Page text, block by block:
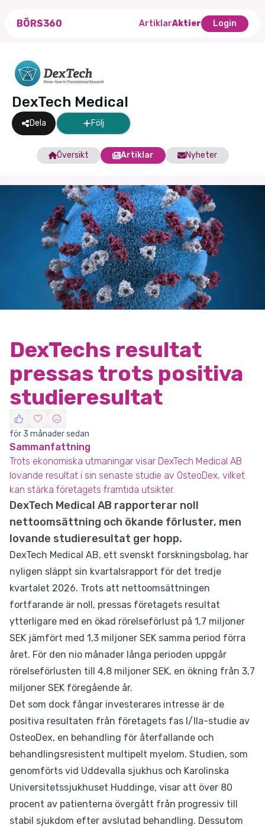
BÖRS360 ArtiklarAktier Login
DexTech Medical
Dela Följ
Översikt Artiklar Nyheter
DexTechs resultat
pressas trots positiva
studieresultat
för 3 månader sedan
Sammanfattning
Trots ekonomiska utmaningar visar DexTech Medical AB
lovande resultat i sin senaste studie av OsteoDex, vilket
kan stärka företagets framtida utsikter.
DexTech Medical AB rapporterar noll
nettoomsättning och ökande förluster, men
lovande studieresultat ger hopp.
DexTech Medical AB, ett svenskt forskningsbolag, har
nyligen släppt sin kvartalsrapport för det tredje
kvartalet 2026. Trots att nettoomsättningen
fortfarande är noll, pressas företagets resultat
ytterligare med en ökad rörelseförlust på 1,7 miljoner
SEK jämfört med 1,3 miljoner SEK samma period förra
året. För den nio månader långa perioden uppgår
rörelseförlusten till 4,8 miljoner SEK, en ökning från 3,7
miljoner SEK föregående år.
Det som dock fångar investerares intresse är de
positiva resultaten från företagets fas I/IIa-studie av
OsteoDex, en behandling för återfallande och
behandlingsresistent multipelt myelom. Studien, som
genomförts vid Uddevalla sjukhus och Karolinska
Universitetssjukhuset Huddinge, visar att över 80
procent av patienterna övergått från progressiv till
stabil sjukdom efter avslutad behandling. Dessutom